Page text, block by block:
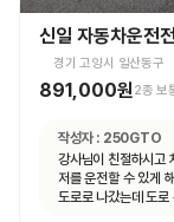
신일 자동차운전
경기 고양시 일산동구
891,000원 2종 보
작성자 : 250GTO
강사님이 친절하시고
저를 운전할 수 있게
도로로 나갔는데 도